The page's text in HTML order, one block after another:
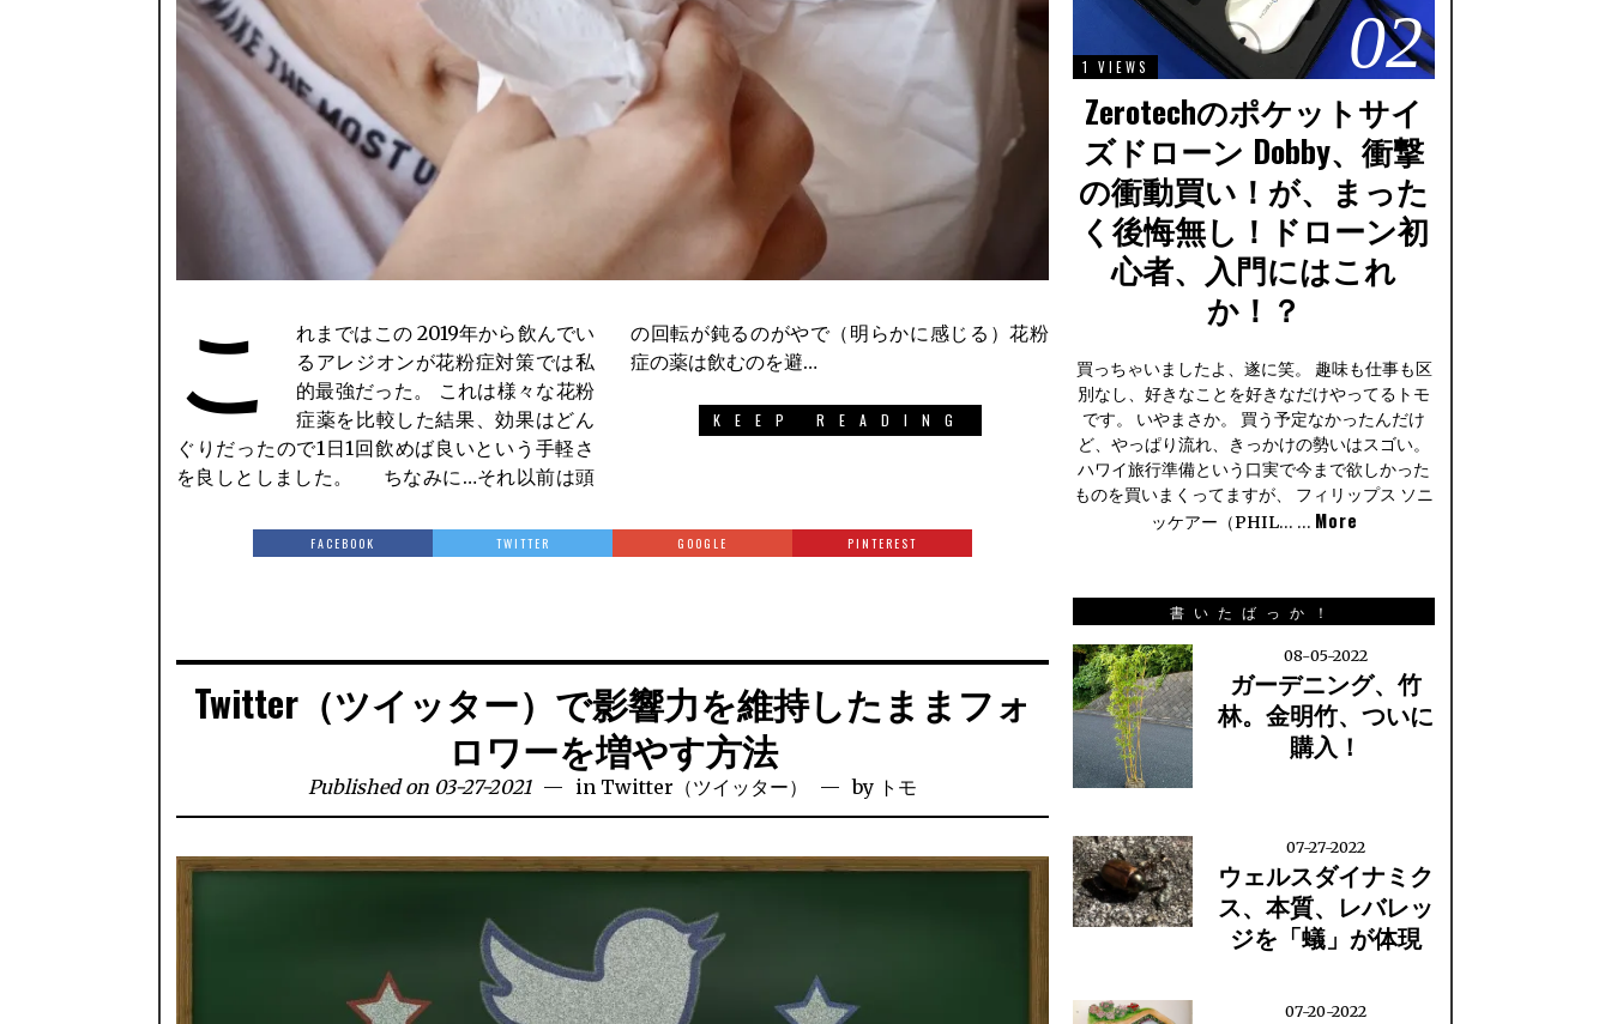
こ
れまではこの 2019年から飲んでい
るアレジオンが花粉症対策では私
的最強だった。 これは様々な花粉
症薬を比較した結果、効果はどん
ぐりだったので1日1回飲めば良いという手軽さ
を良しとしました。 ちなみに…それ以前は頭
の回転が鈍るのがやで（明らかに感じる）花粉
症の薬は飲むのを避…
KEEP READING
FACEBOOK TWITTER GOOGLE PINTEREST
Twitter（ツイッター）で影響力を維持したままフォ
ロワーを増やす方法
Published on 03-27-2021 in Twitter（ツイッター） by トモ
02
1 VIEWS
Zerotechのポケットサイ
ズドローン Dobby、衝撃
の衝動買い！が、まった
く後悔無し！ドローン初
心者、入門にはこれ
か！？
買っちゃいましたよ、遂に笑。 趣味も仕事も区
別なし、好きなことを好きなだけやってるトモ
です。 いやまさか。 買う予定なかったんだけ
ど、やっぱり流れ、きっかけの勢いはスゴい。
ハワイ旅行準備という口実で今まで欲しかった
ものを買いまくってますが、 フィリップス ソニ
ッケアー（PHIL… … More
書いたばっか！
08-05-2022
ガーデニング、竹
林。金明竹、ついに
購入！
07-27-2022
ウェルスダイナミク
ス、本質、レバレッ
ジを「蟻」が体現
07-20-2022